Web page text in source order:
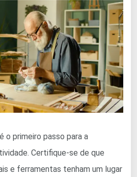
o primeiro passo para a
Certifique-se de que
e ferramentas tenham um lugar